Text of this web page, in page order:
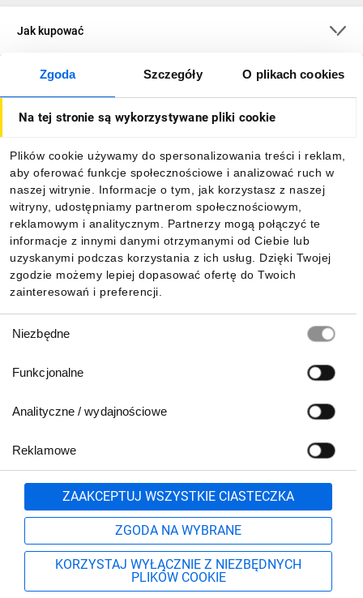
Zgoda Szczegóły O plikach cookies
Na tej stronie są wykorzystywane pliki cookie
Plików cookie używamy do spersonalizowania treści i reklam,
aby oferować funkcje społecznościowe i analizować ruch w
naszej witrynie. Informacje o tym, jak korzystasz z naszej
witryny, udostępniamy partnerom społecznościowym,
reklamowym i analitycznym. Partnerzy mogą połączyć te
informacje z innymi danymi otrzymanymi od Ciebie lub
uzyskanymi podczas korzystania z ich usług. Dzięki Twojej
zgodzie możemy lepiej dopasować ofertę do Twoich
zainteresowań i preferencji.
zgody
Niezbędne
Funkcjonalne
Analityczne / wydajnościowe
Reklamowe
ZAAKCEPTUJ WSZYSTKIE CIASTECZKA
ZGODA NA WYBRANE
KORZYSTAJ WYŁĄCZNIE Z NIEZBĘDNYCH
PLIKÓW COOKIE
Jak kupować
O firmie
Informacje
Pobierz naszą aplikację mobilną:
801 500 700 lub
71 37 61 600
Formularz kontaktowy